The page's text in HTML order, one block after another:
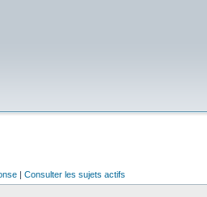
| Consulter les sujets actifs